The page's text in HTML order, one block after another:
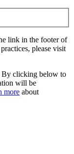
link in the footer of
please visit
By clicking below to
will be
more about